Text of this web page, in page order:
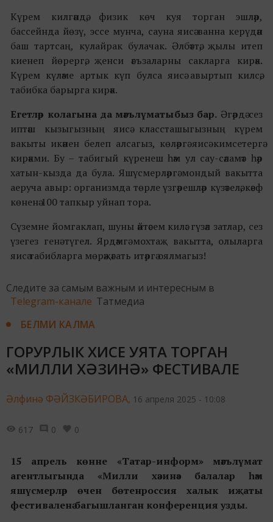
Күрем килгәндә, физик көч куя торган эшләр,
бассейнда йөзү, эссе мунча, сауна яисә ванна керүдән
баш тартсаң, кулайрак булачак. ⁠Әлбәттә, җылы итеп
киенеп йөрергә, җенси әгъзаларны сакларга кирәк.
Күрем күләме артык күп булса яисә авыртып килсә,
табибка барырга кирәк.
Егетләр колагына да мәгълүматыбыз бар. Әгәрдә сез
иптәш кызыгызның яисә классташыгызның күрем
вакыты икәнен белеп алсагыз, көләргә яисә кимсетергә
кирәкми. Бу – табигый күренеш һәм ул сау-сәламәт һәр
хатын-кызда да була. Яшүсмерләргә мондый вакытта
аеруча авыр: организмда төрле үзгәрешләр күзәтелә, кәеф
көненә 100 тапкыр уйнап тора.
Сүземне йомгаклап, шуны әйтәсем килә: гүзәл затлар, сез
үзегез генә түгел. Ярдәмгә мохтаҗ вакытта, олыларга
яисә табибларга мөрәҗәгать итәргә оялмагыз!
Следите за самым важным и интересным в
Telegram-канале Татмедиа
БЕЛМИ КАЛМА
ГОРУРЛЫК ХИСЕ УЯТА ТОРГАН
«МИЛЛИ ХӘЗИНӘ» ФЕСТИВАЛЕ
Әлфинә ФӘЙЗКӘБИРОВА, 16 апреля 2025 - 10:08
617 0 0
15 апрель көнне «Татар-информ» мәгълүмат
агентлыгында «Милли хәзинә» балалар һәм
яшүсмерләр өчен бөтенроссия халык иҗаты
фестиваленә багышланган конференция узды.